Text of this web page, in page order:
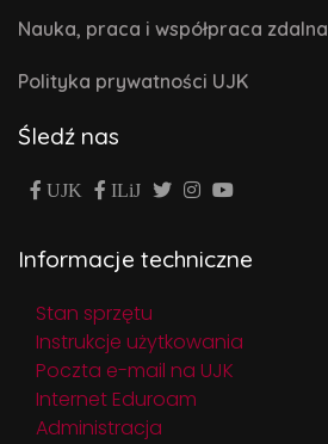
Nauka, praca i współpraca zdalna
Polityka prywatności UJK
Śledź nas
UJK ILiJ
Informacje techniczne
Stan sprzętu
Instrukcje użytkowania
Poczta e-mail na UJK
Internet Eduroam
Administracja